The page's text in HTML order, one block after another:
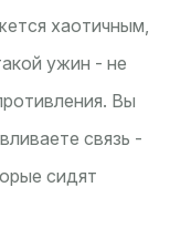
хаотичным,
ужин - не
Вы
связь -
сидят